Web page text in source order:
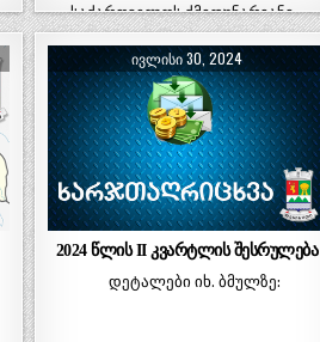
საქართველოს ქმედუნარიანი…
ᲘᲕᲚᲘᲡᲘ 30, 2024
2024 წლის II კვარტლის შესრულება
დეტალები იხ. ბმულზე: